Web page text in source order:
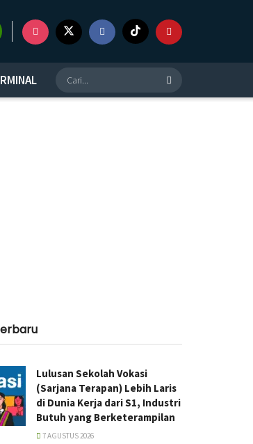
Lulusan Sekolah Vokasi
(Sarjana Terapan) Lebih Laris
di Dunia Kerja dari S1, Industri
Butuh yang Berketerampilan
7 AGUSTUS 2026